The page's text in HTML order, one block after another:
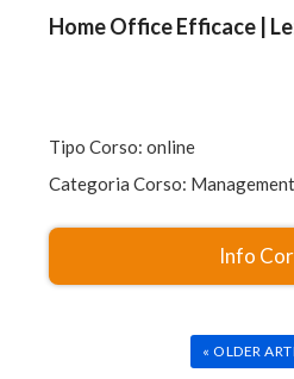
Home Office Efficace |
Tipo Corso: online
Categoria Corso: Management
Info
« OLDER